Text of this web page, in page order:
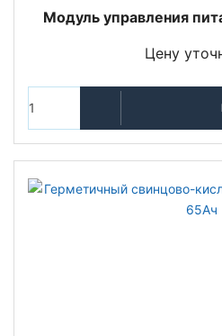
Модуль управления
Цену